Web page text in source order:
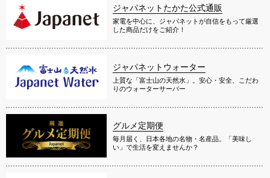
ジャパネットたかた公式通販
家電を中心に、ジャパネットが自信をもって厳選
した商品だけをご紹介！
ジャパネットウォーター
上質な「富士山の天然水」。安心・安全、こだわ
りのウォーターサーバー
グルメ定期便
毎月届く、日本各地の名物・名産品。「美味し
い」で生活を変えませんか？